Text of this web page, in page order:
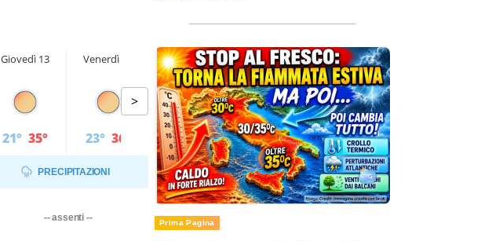
Giovedì 13
21° 35°
Venerdì 14
23° 36°
>
PRECIPITAZIONI
-- assenti -- Prima Pagina